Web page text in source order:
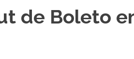
de Boleto